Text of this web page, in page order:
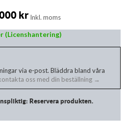
kr Inkl. moms
(Licenshantering)
via e-post. Bläddra bland våra
oss med din beställning →
Reservera produkten.